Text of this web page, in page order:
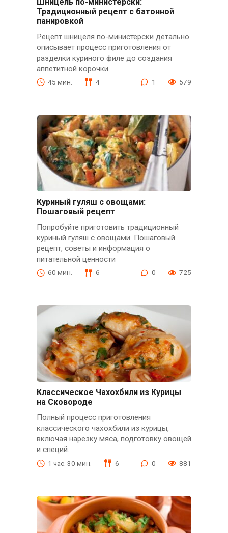
Традиционный рецепт с батонной
панировкой
Рецепт шницеля по-министерски детально
описывает процесс приготовления от
разделки куриного филе до создания
аппетитной корочки
45 мин. 4 1 579
Куриный гуляш с овощами:
Пошаговый рецепт
Попробуйте приготовить традиционный
куриный гуляш с овощами. Пошаговый
рецепт, советы и информация о
питательной ценности
60 мин. 6 0 725
Классическое Чахохбили из Курицы
на Сковороде
Полный процесс приготовления
классического чахохбили из курицы,
включая нарезку мяса, подготовку овощей
и специй.
1 час. 30 мин. 6 0 881